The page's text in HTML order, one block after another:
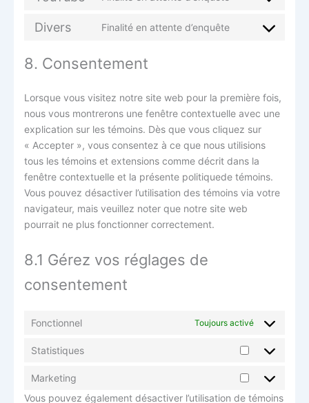
Divers Finalité en attente d’enquête
8. Consentement
Lorsque vous visitez notre site web pour la première fois,
nous vous montrerons une fenêtre contextuelle avec une
explication sur les témoins. Dès que vous cliquez sur
« Accepter », vous consentez à ce que nous utilisions
tous les témoins et extensions comme décrit dans la
fenêtre contextuelle et la présente politiquede témoins.
Vous pouvez désactiver l’utilisation des témoins via votre
navigateur, mais veuillez noter que notre site web
pourrait ne plus fonctionner correctement.
8.1 Gérez vos réglages de
consentement
Fonctionnel Toujours activé
Statistiques
Marketing
Vous pouvez également désactiver l’utilisation de témoins